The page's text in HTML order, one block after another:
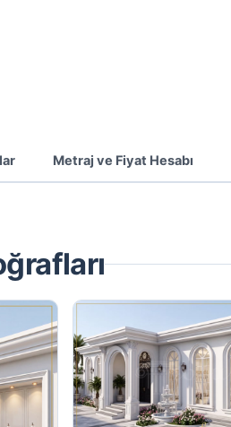
Metraj ve Fiyat Hesabı